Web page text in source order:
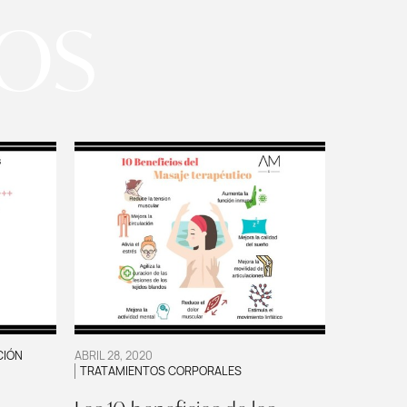
ABRIL 28, 2020
TRATAMIENTOS CORPORALES